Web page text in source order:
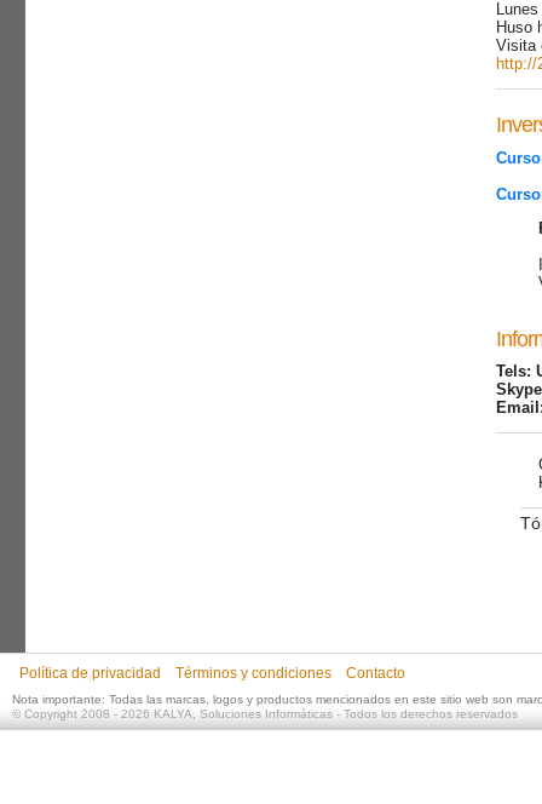
Huso
Visita
http://
Tels:
Política de privacidad Términos y condiciones Contacto
Nota importante: Todas las marcas, logos y productos mencionados en este sitio web son
©Copyright 2008 - 2026 KALYA, Soluciones Informáticas- Todos los derechos reservados